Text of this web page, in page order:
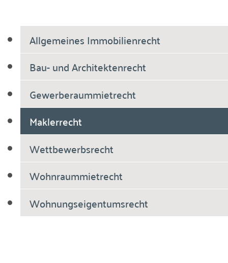
Allgemeines Immobilienrecht
Bau- und Architektenrecht
Gewerberaummietrecht
Maklerrecht
Wettbewerbsrecht
Wohnraummietrecht
Wohnungseigentumsrecht